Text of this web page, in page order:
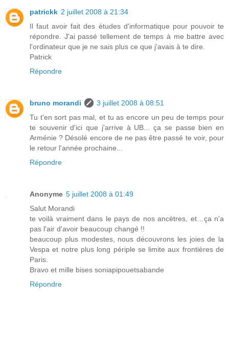
patrickk 2 juillet 2008 à 21:34
Il faut avoir fait des études d'informatique pour pouvoir te
répondre. J'ai passé tellement de temps à me battre avec
l'ordinateur que je ne sais plus ce que j'avais à te dire.
Patrick
Répondre
bruno morandi
3 juillet 2008 à 08:51
Tu t'en sort pas mal, et tu as encore un peu de temps pour
te souvenir d'ici que j'arrive à UB... ça se passe bien en
Arménie ? Désolé encore de ne pas être passé te voir, pour
le retour l'année prochaine...
Répondre
Anonyme 5 juillet 2008 à 01:49
Salut Morandi
te voilà vraiment dans le pays de nos ancètres, et…ça n'a
pas l'air d'avoir beaucoup changé !!
beaucoup plus modestes, nous découvrons les joies de la
Vespa et notre plus long périple se limite aux frontières de
Paris.
Bravo et mille bises soniapipouetsabande
Répondre